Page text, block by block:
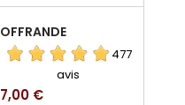
OFFRANDE
477
avis
Prix
7,00 €